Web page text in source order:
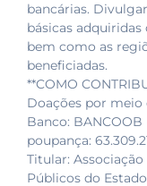
bancárias.
básicas
bem como as
beneficiadas.
**COMO
Doações por meio
Banco: BANCOOB
poupança:
Titular:
Públicos do